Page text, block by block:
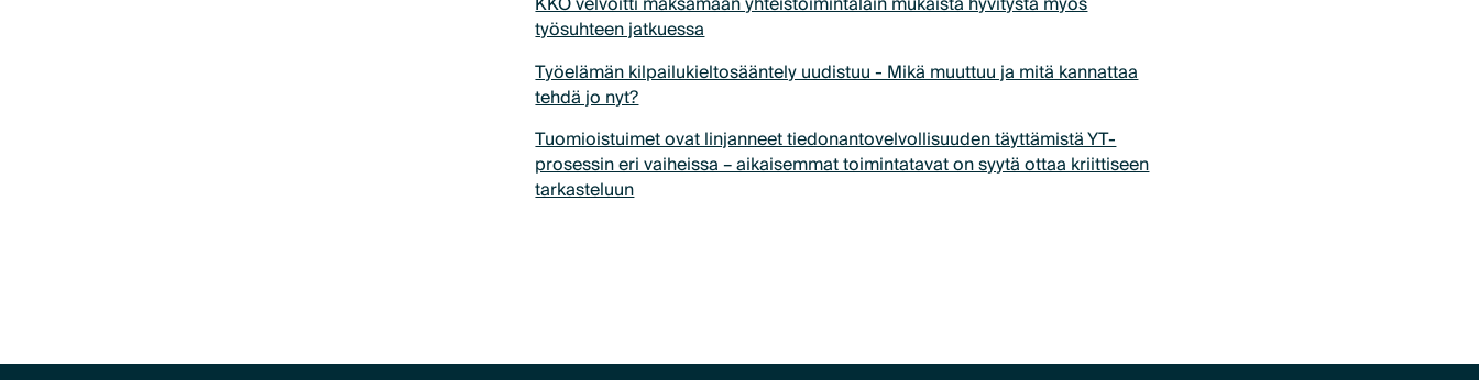
työsuhteen jatkuessa
Työelämän kilpailukieltosääntely uudistuu - Mikä muuttuu ja mitä kannattaa
tehdä jo nyt?
Tuomioistuimet ovat linjanneet tiedonantovelvollisuuden täyttämistä YT-
prosessin eri vaiheissa – aikaisemmat toimintatavat on syytä ottaa kriittiseen
tarkasteluun